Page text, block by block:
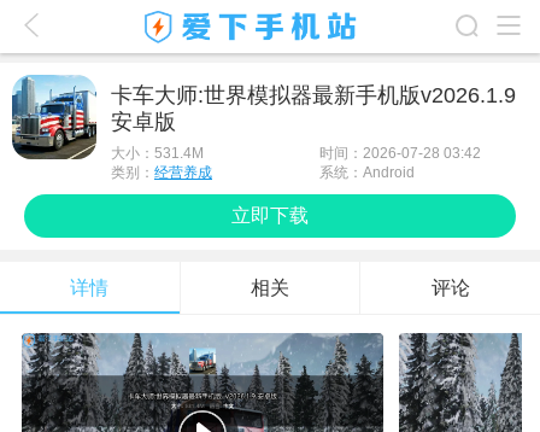
最新游戏
游戏攻略
卡车大师:世界模拟器最新手机版v2026.1.9
安卓版
大小： 531.4M
时间：2026-07-28 03:42
类别： 经营养成 系统：Android
立即下载
详情 相关 评论